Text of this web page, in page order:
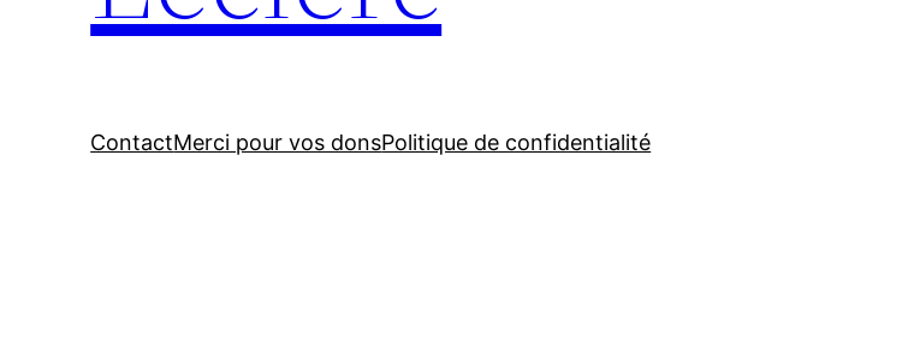
ContactMerci pour vos donsPolitique de confidentialité